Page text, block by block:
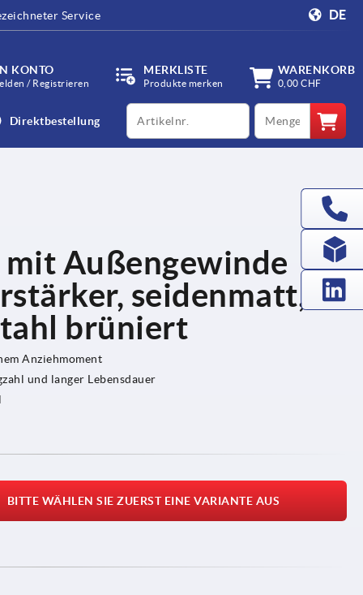
Service DE
KONTO
/ Registrieren
MERKLISTE
Produkte merken
WARENKORB
0,00 CHF
Direktbestellung
productCode qty
Außengewinde
seidenmatt,
brüniert
Anziehmoment
und langer Lebensdauer
BITTE WÄHLEN SIE ZUERST EINE VARIANTE AUS